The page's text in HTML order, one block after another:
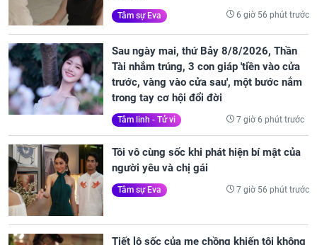
Tâm sự Eva 6 giờ 56 phút trước
Sau ngày mai, thứ Bảy 8/8/2026, Thần
Tài nhắm trúng, 3 con giáp 'tiền vào cửa
trước, vàng vào cửa sau', một bước nắm
trong tay cơ hội đổi đời
Tâm linh - Tử vi 7 giờ 6 phút trước
Tôi vô cùng sốc khi phát hiện bí mật của
người yêu và chị gái
Tâm sự Eva 7 giờ 56 phút trước
Tiết lộ sốc của mẹ chồng khiến tôi không